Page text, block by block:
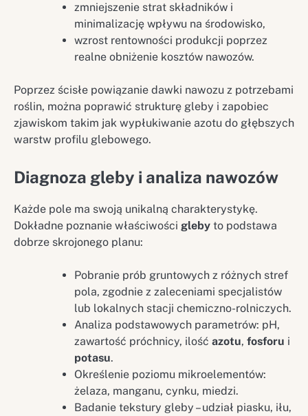
zmniejszenie strat składników i
minimalizację wpływu na środowisko,
wzrost rentowności produkcji poprzez
realne obniżenie kosztów nawozów.
Poprzez ścisłe powiązanie dawki nawozu z potrzebami
roślin, można poprawić strukturę gleby i zapobiec
zjawiskom takim jak wypłukiwanie azotu do głębszych
warstw profilu glebowego.
Diagnoza gleby i analiza nawozów
Każde pole ma swoją unikalną charakterystykę.
Dokładne poznanie właściwości gleby to podstawa
dobrze skrojonego planu:
Pobranie prób gruntowych z różnych stref
pola, zgodnie z zaleceniami specjalistów
lub lokalnych stacji chemiczno-rolniczych.
Analiza podstawowych parametrów: pH,
zawartość próchnicy, ilość azotu, fosforu i
potasu.
Określenie poziomu mikroelementów:
żelaza, manganu, cynku, miedzi.
Badanie tekstury gleby – udział piasku, iłu,